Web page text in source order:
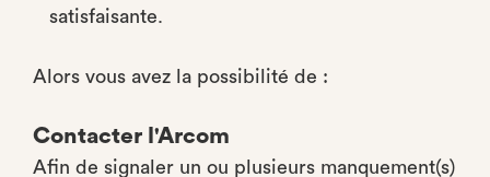
satisfaisante.
Alors vous avez la possibilité de :
Contacter l'Arcom
Afin de signaler un ou plusieurs manquement(s)